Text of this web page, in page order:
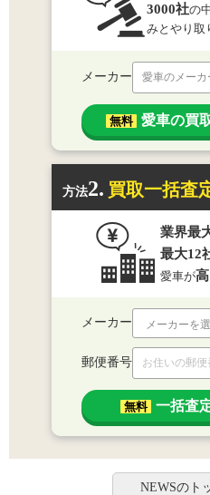
3000社の
みとやり取
メーカー 愛車のメーカ
無料 愛車の買
方法2. 買取一括査
業界最
最大12
愛車が
メーカー
郵便番号
無料 一括査
NEWSのト